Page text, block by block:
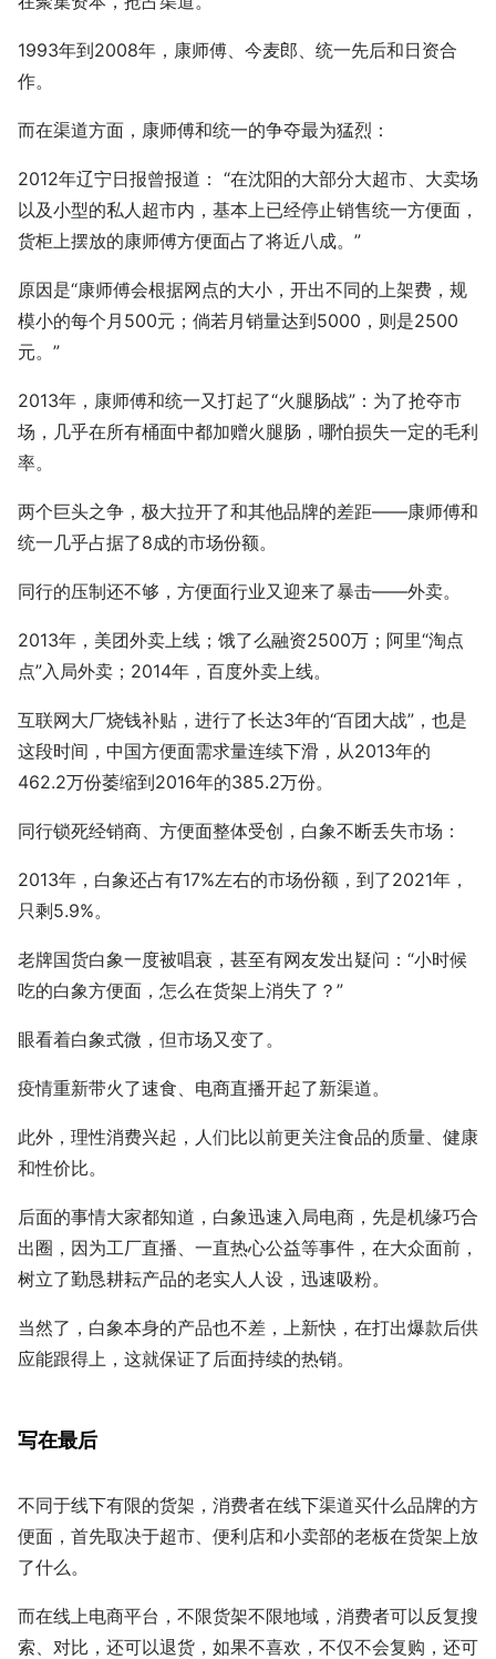
1993年到2008年，康师傅、今麦郎、统一先后和日资合
作。
而在渠道方面，康师傅和统一的争夺最为猛烈：
2012年辽宁日报曾报道： “在沈阳的大部分大超市、大卖场
以及小型的私人超市内，基本上已经停止销售统一方便面，
货柜上摆放的康师傅方便面占了将近八成。”
原因是“康师傅会根据网点的大小，开出不同的上架费，规
模小的每个月500元；倘若月销量达到5000，则是2500
元。”
2013年，康师傅和统一又打起了“火腿肠战”：为了抢夺市
场，几乎在所有桶面中都加赠火腿肠，哪怕损失一定的毛利
率。
两个巨头之争，极大拉开了和其他品牌的差距——康师傅和
统一几乎占据了8成的市场份额。
同行的压制还不够，方便面行业又迎来了暴击——外卖。
2013年，美团外卖上线；饿了么融资2500万；阿里“淘点
点”入局外卖；2014年，百度外卖上线。
互联网大厂烧钱补贴，进行了长达3年的“百团大战”，也是
这段时间，中国方便面需求量连续下滑，从2013年的
462.2万份萎缩到2016年的385.2万份。
同行锁死经销商、方便面整体受创，白象不断丢失市场：
2013年，白象还占有17%左右的市场份额，到了2021年，
只剩5.9%。
老牌国货白象一度被唱衰，甚至有网友发出疑问：“小时候
吃的白象方便面，怎么在货架上消失了？”
眼看着白象式微，但市场又变了。
疫情重新带火了速食、电商直播开起了新渠道。
此外，理性消费兴起，人们比以前更关注食品的质量、健康
和性价比。
后面的事情大家都知道，白象迅速入局电商，先是机缘巧合
出圈，因为工厂直播、一直热心公益等事件，在大众面前，
树立了勤恳耕耘产品的老实人人设，迅速吸粉。
当然了，白象本身的产品也不差，上新快，在打出爆款后供
应能跟得上，这就保证了后面持续的热销。
写在最后
不同于线下有限的货架，消费者在线下渠道买什么品牌的方
便面，首先取决于超市、便利店和小卖部的老板在货架上放
了什么。
而在线上电商平台，不限货架不限地域，消费者可以反复搜
索、对比，还可以退货，如果不喜欢，不仅不会复购，还可